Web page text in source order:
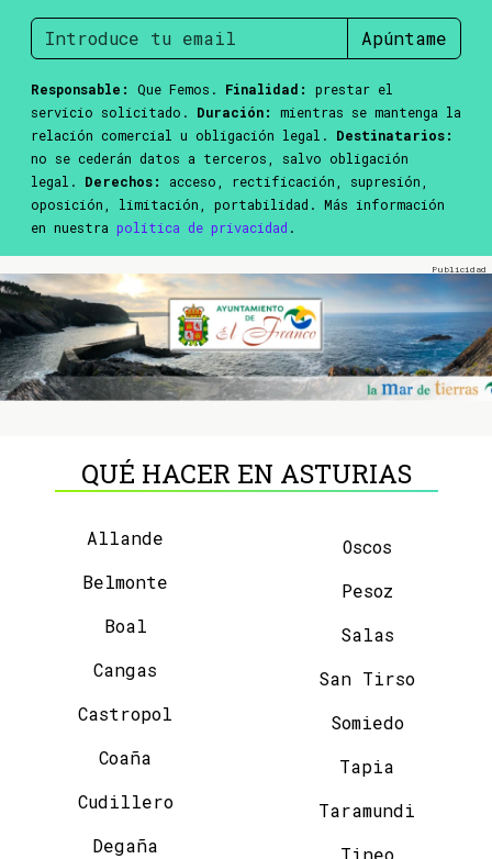
Apúntame
Responsable: Que Femos. Finalidad:
prestar el
servicio solicitado. Duración:
mientras se mantenga la
relación comercial u obligación legal. Destinatarios:
no se cederán datos a terceros, salvo obligación
legal. Derechos:
acceso, rectificación, supresión,
oposición, limitación, portabilidad. Más información
en nuestra política de privacidad .
QUÉ HACER EN ASTURIAS
Allande
Belmonte
Boal
Cangas
Castropol
Coaña
Cudillero
Degaña
Oscos
Pesoz
Salas
San Tirso
Somiedo
Tapia
Taramundi
Tineo